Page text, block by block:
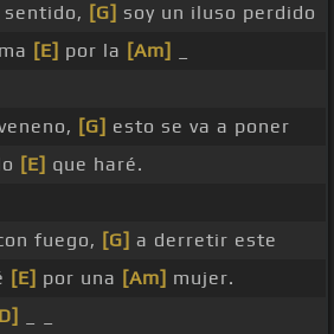
[G] soy un iluso perdido
[E] por la [Am]
[G] esto se va a poner
[E] que haré.
fuego, [G] a derretir este
[E] por una [Am] mujer.